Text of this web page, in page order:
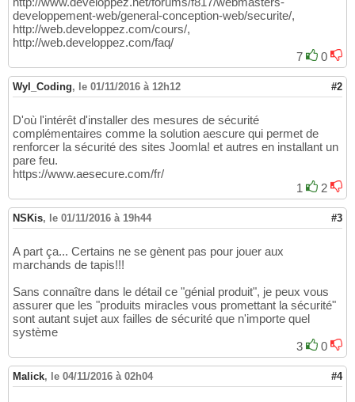
developpement-web/general-conception-web/securite/,
http://web.developpez.com/cours/,
http://web.developpez.com/faq/
7
0
Wyl_Coding, le 01/11/2016 à 12h12 #2
D'où l'intérêt d'installer des mesures de sécurité
complémentaires comme la solution aescure qui permet de
renforcer la sécurité des sites Joomla! et autres en installant un
pare feu.
https://www.aesecure.com/fr/
1
2
NSKis, le 01/11/2016 à 19h44 #3
A part ça... Certains ne se gènent pas pour jouer aux
marchands de tapis!!!
Sans connaître dans le détail ce "génial produit", je peux vous
assurer que les "produits miracles vous promettant la sécurité"
sont autant sujet aux failles de sécurité que n'importe quel
système
3
0
Malick, le 04/11/2016 à 02h04 #4